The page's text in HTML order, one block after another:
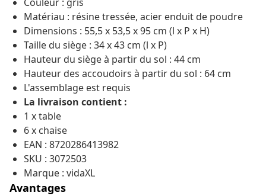
Matériau : résine tressée, acier enduit de poudre
Dimensions : 55,5 x 53,5 x 95 cm (l x P x H)
Taille du siège : 34 x 43 cm (l x P)
Hauteur du siège à partir du sol : 44 cm
Hauteur des accoudoirs à partir du sol : 64 cm
L'assemblage est requis
La livraison contient :
1 x table
6 x chaise
EAN : 8720286413982
SKU : 3072503
Marque : vidaXL
Avantages